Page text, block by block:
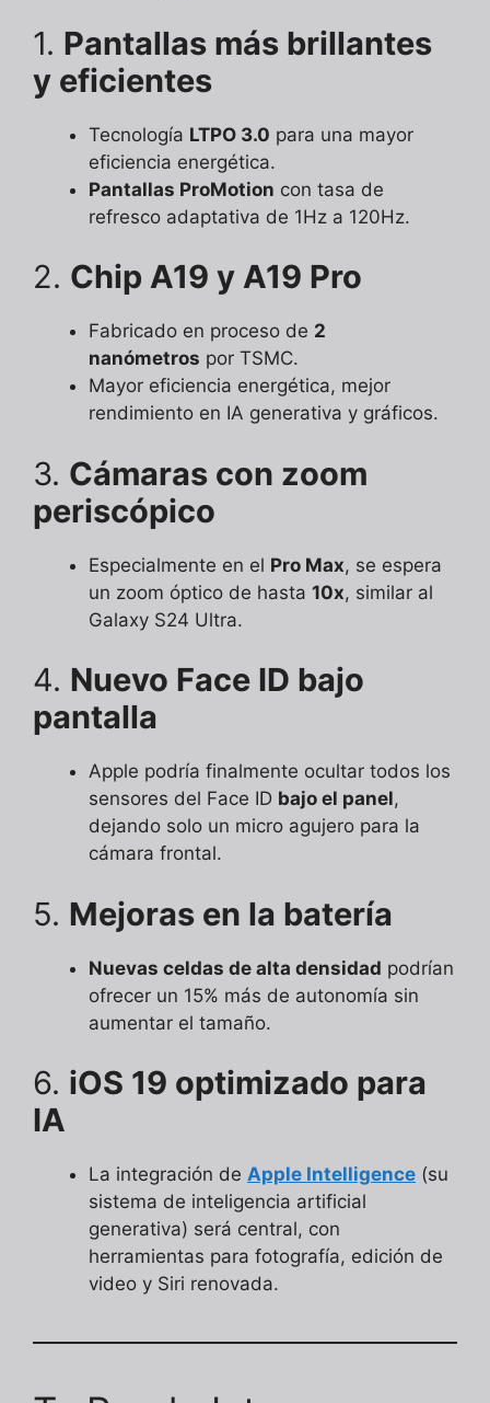
1. Pantallas más brillantes
y eficientes
Tecnología LTPO 3.0 para una mayor
eficiencia energética.
Pantallas ProMotion con tasa de
refresco adaptativa de 1Hz a 120Hz.
2. Chip A19 y A19 Pro
Fabricado en proceso de 2
nanómetros por TSMC.
Mayor eficiencia energética, mejor
rendimiento en IA generativa y gráficos.
3. Cámaras con zoom
periscópico
Especialmente en el Pro Max, se espera
un zoom óptico de hasta 10x, similar al
Galaxy S24 Ultra.
4. Nuevo Face ID bajo
pantalla
Apple podría finalmente ocultar todos los
sensores del Face ID bajo el panel,
dejando solo un micro agujero para la
cámara frontal.
5. Mejoras en la batería
Nuevas celdas de alta densidad podrían
ofrecer un 15% más de autonomía sin
aumentar el tamaño.
6. iOS 19 optimizado para
IA
La integración de Apple Intelligence (su
sistema de inteligencia artificial
generativa) será central, con
herramientas para fotografía, edición de
video y Siri renovada.